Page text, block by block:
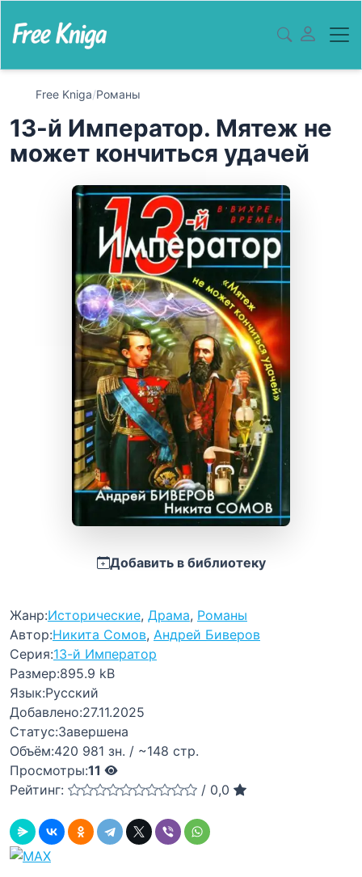
Free Kniga/Романы
13-й Император. Мятеж не
может кончиться удачей
Добавить в библиотеку
Жанр:Исторические, Драма, Романы
Автор:Никита Сомов, Андрей Биверов
Серия:13-й Император
Размер:895.9 kB
Язык:Русский
Добавлено:27.11.2025
Статус:Завершена
Объём:420 981 зн. / ~148 стр.
Просмотры:11
Рейтинг:
/ 0,0